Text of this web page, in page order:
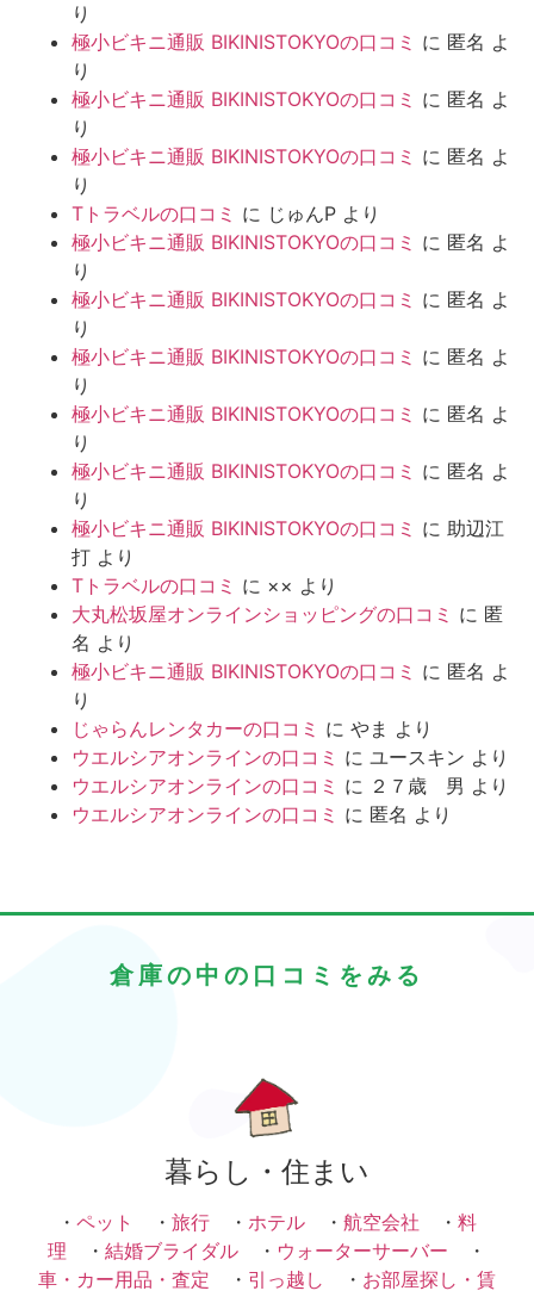
り
極小ビキニ通販 BIKINISTOKYOの口コミ に 匿名 よ
り
極小ビキニ通販 BIKINISTOKYOの口コミ に 匿名 よ
り
極小ビキニ通販 BIKINISTOKYOの口コミ に 匿名 よ
り
Tトラベルの口コミ に じゅんP より
極小ビキニ通販 BIKINISTOKYOの口コミ に 匿名 よ
り
極小ビキニ通販 BIKINISTOKYOの口コミ に 匿名 よ
り
極小ビキニ通販 BIKINISTOKYOの口コミ に 匿名 よ
り
極小ビキニ通販 BIKINISTOKYOの口コミ に 匿名 よ
り
極小ビキニ通販 BIKINISTOKYOの口コミ に 匿名 よ
り
極小ビキニ通販 BIKINISTOKYOの口コミ に 助辺江
打 より
Tトラベルの口コミ に ×× より
大丸松坂屋オンラインショッピングの口コミ に 匿
名 より
極小ビキニ通販 BIKINISTOKYOの口コミ に 匿名 よ
り
じゃらんレンタカーの口コミ に やま より
ウエルシアオンラインの口コミ に ユースキン より
ウエルシアオンラインの口コミ に ２７歳 男 より
ウエルシアオンラインの口コミ に 匿名 より
倉庫の中の口コミをみる
暮らし・住まい
・ ペット ・ 旅行 ・ ホテル ・ 航空会社 ・ 料
理 ・ 結婚ブライダル ・ ウォーターサーバー ・
車・カー用品・査定 ・ 引っ越し ・ お部屋探し・賃